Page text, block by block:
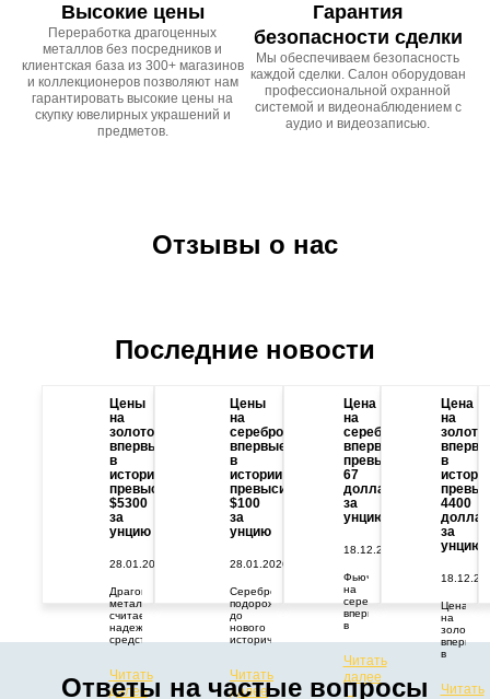
Высокие цены
Переработка драгоценных
металлов без посредников и
клиентская база из 300+ магазинов
и коллекционеров позволяют нам
гарантировать высокие цены на
скупку ювелирных украшений и
предметов.
Гарантия
безопасности сделки
Мы обеспечиваем безопасность
каждой сделки. Салон оборудован
профессиональной охранной
системой и видеонаблюдением с
аудио и видеозаписью.
Отзывы о нас
Последние новости
Цены
на
золото
впервые
в
истории
превысили
$5300
за
унцию
28.01.2026
Драгоценный
металл
считается
надежным
средством
от
геополитических
Читать
далее
Цены
на
серебро
впервые
в
истории
превысили
$100
за
унцию
28.01.2026
Серебро
подорожало
до
нового
исторического
растут
из-за
Читать
далее
Цена
на
серебро
впервые
превысила
67
долларов
за
унцию
18.12.2025
Фьючерс
на
серебро
впервые
в
67
долларов
за
Читать
далее
→
Цена
на
золото
в
4400
за
унцию
Цена
на
золото
впервые
в
отметку
Читать
Ответы на частые вопросы